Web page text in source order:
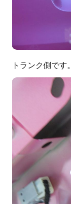
トランク側です。